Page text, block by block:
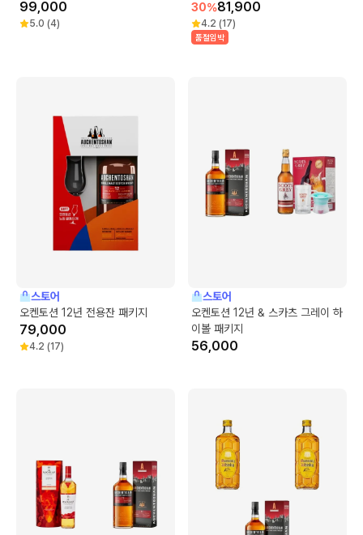
99,000
5.0 (4)
30%81,900
4.2 (17)
품절임박
스토어
오켄토션 12년 전용잔 패키지
79,000
4.2 (17)
스토어
오켄토션 12년 & 스카츠 그레이 하
이볼 패키지
56,000